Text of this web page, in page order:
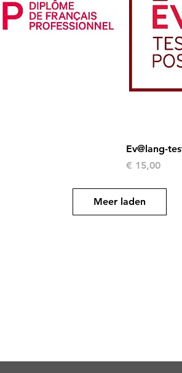
Ev@lang-
Prijs
€ 15,00
Meer laden